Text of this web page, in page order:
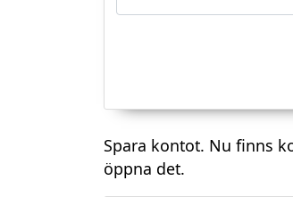
Spara kontot. Nu finns
öppna det.